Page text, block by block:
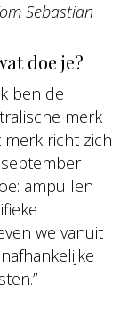
Sebastian
doe je?
ben de
merk
merk richt zich
ampullen
we vanuit